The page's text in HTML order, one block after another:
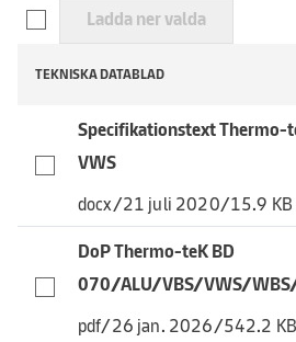
Ladda ner valda
TEKNISKA DATABLAD
Specifikationstext Thermo-
VWS
docx/21 juli 2020/15.9 KB
DoP Thermo-teK BD
070/ALU/VBS/VWS/
pdf/26 jan. 2026/542.2 KB